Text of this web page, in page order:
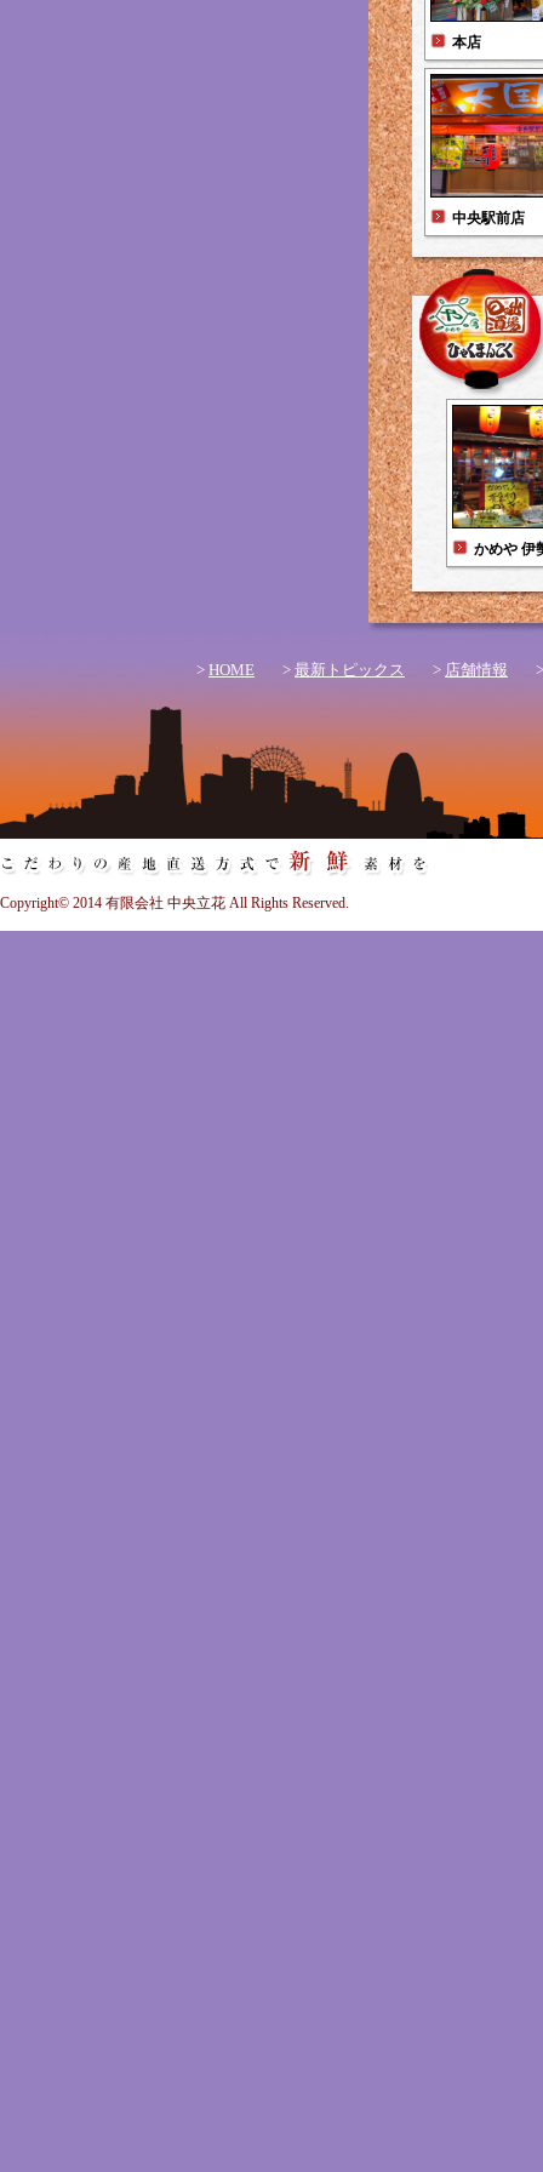
本店
中央駅前店
かめや 伊
> HOME > 最新トピックス > 店舗情報
Copyright© 2014 有限会社 中央立花 All Rights Reserved.